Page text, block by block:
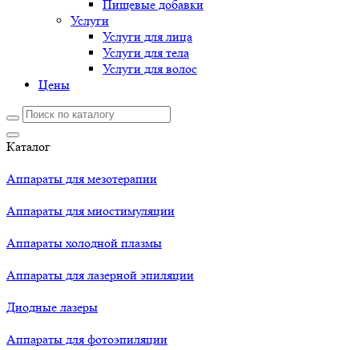
Пищевые добавки
Услуги
Услуги для лица
Услуги для тела
Услуги для волос
Цены
Каталог
Аппараты для мезотерапии
Аппараты для миостимуляции
Аппараты холодной плазмы
Аппараты для лазерной эпиляции
Диодные лазеры
Аппараты для фотоэпиляции